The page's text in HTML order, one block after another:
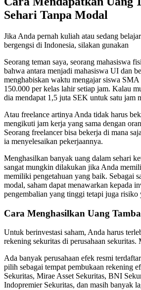
Sehari Tanpa Modal
Jika Anda pernah kuliah atau sedang
bergengsi di Indonesia, silakan gunakan
Seorang teman saya, seorang mahasiswa
bahwa antara menjadi mahasiswa UI dan
menghabiskan waktu mengajar siswa
150.000 per kelas lahir setiap jam. Kalau
dia mendapat 1,5 juta SEK untuk satu jam
Atau freelance artinya Anda tidak harus
mengikuti jam kerja yang sama dengan
Seorang freelancer bisa bekerja di mana
ia menyelesaikan pekerjaannya.
Menghasilkan banyak uang dalam sehari
sangat mungkin dilakukan jika Anda
memiliki pengetahuan yang baik. Sebagai
modal, saham dapat menawarkan kepada
pengembalian yang tinggi tetapi juga risiko
Cara Menghasilkan Uang
Untuk berinvestasi saham, Anda harus
rekening sekuritas di perusahaan sekuritas.
Ada banyak perusahaan efek resmi
pilih sebagai tempat pembukaan rekening
Sekuritas, Mirae Asset Sekuritas, BNI
Indopremier Sekuritas, dan masih banyak